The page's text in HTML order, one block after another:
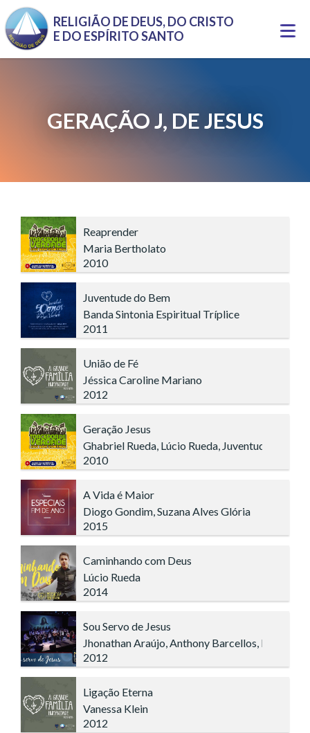
Pular para o conteúdo principal
RELIGIÃO DE DEUS, DO CRISTO
E DO ESPÍRITO SANTO
GERAÇÃO J, DE JESUS
Reaprender
Maria Bertholato
2010
Juventude do Bem
Banda Sintonia Espiritual Tríplice
2011
União de Fé
Jéssica Caroline Mariano
2012
Geração Jesus
Ghabriel Rueda, Lúcio Rueda, Juventude
2010
A Vida é Maior
Diogo Gondim, Suzana Alves Glória
2015
Caminhando com Deus
Lúcio Rueda
2014
Sou Servo de Jesus
Jhonathan Araújo, Anthony Barcellos, Lúcio
2012
Ligação Eterna
Vanessa Klein
2012